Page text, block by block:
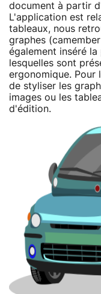
document à partir
L'application est
tableaux, nous
graphes
également inséré
lesquelles sont
ergonomique. Pour
de styliser les
images ou les
d'édition.